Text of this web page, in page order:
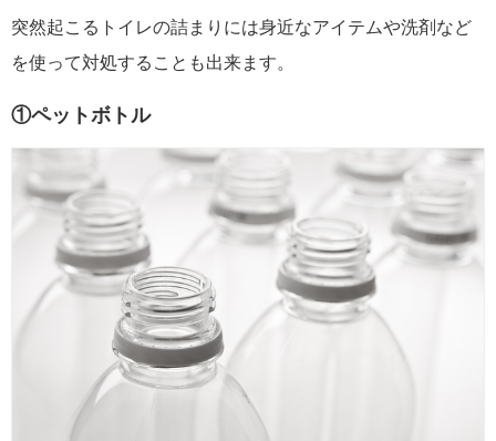
突然起こるトイレの詰まりには身近なアイテムや洗剤など
を使って対処することも出来ます。
①ペットボトル